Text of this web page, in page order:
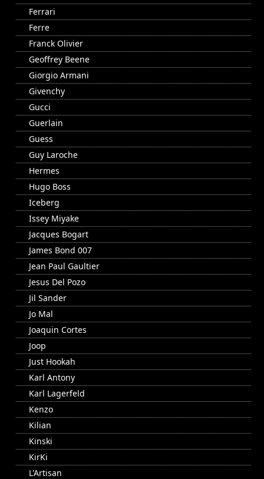
Ferrari
Ferre
Franck Olivier
Geoffrey Beene
Giorgio Armani
Givenchy
Gucci
Guerlain
Guess
Guy Laroche
Hermes
Hugo Boss
Iceberg
Issey Miyake
Jacques Bogart
James Bond 007
Jean Paul Gaultier
Jesus Del Pozo
Jil Sander
Jo Mal
Joaquin Cortes
Joop
Just Hookah
Karl Antony
Karl Lagerfeld
Kenzo
Kilian
Kinski
KirKi
L'Artisan